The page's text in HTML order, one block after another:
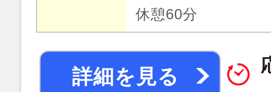
休憩60分
詳細を見る